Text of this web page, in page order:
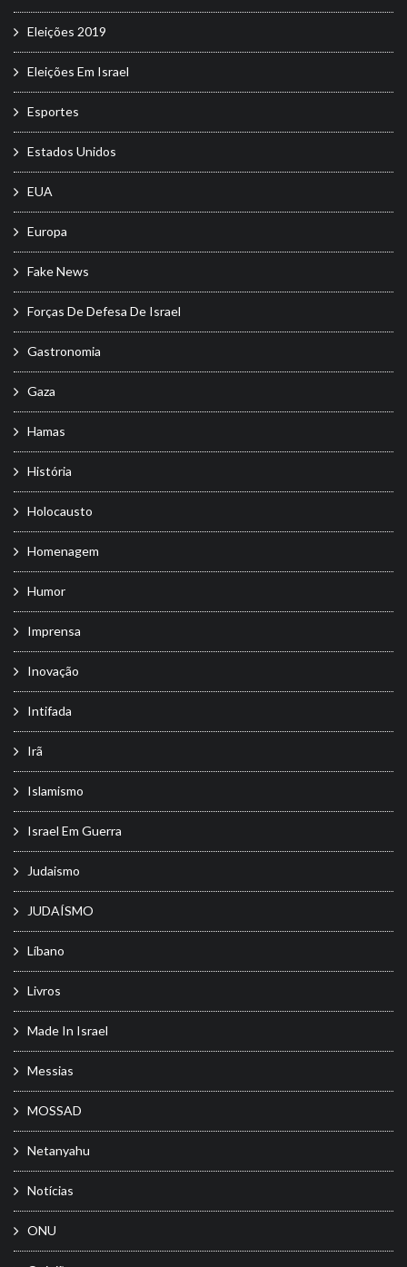
Eleições 2019
Eleições Em Israel
Esportes
Estados Unidos
EUA
Europa
Fake News
Forças De Defesa De Israel
Gastronomia
Gaza
Hamas
História
Holocausto
Homenagem
Humor
Imprensa
Inovação
Intifada
Irã
Islamismo
Israel Em Guerra
Judaismo
JUDAÍSMO
Líbano
Livros
Made In Israel
Messias
MOSSAD
Netanyahu
Notícias
ONU